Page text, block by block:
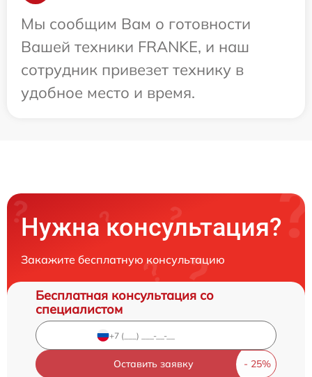
Мы сообщим Вам о готовности
Вашей техники FRANKE, и наш
сотрудник привезет технику в
удобное место и время.
Нужна консультация?
Закажите бесплатную консультацию
Бесплатная консультация со
специалистом
Оставить заявку